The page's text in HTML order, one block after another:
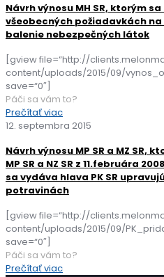
Návrh výnosu MH SR, ktorým
všeobecných požiadavkách
balenie nebezpečných látok
[gview file=“http://
content/uploads/2015/09/
save=“0″]
Páči sa vám to?
Prečítať viac
12. septembra 2015
Návrh výnosu MP SR a MZ SR,
MP SR a NZ SR z 11.februára
sa vydáva hlava PK SR
potravinách
[gview file=“http://
content/uploads/2015/09/
save=“0″]
Páči sa vám to?
Prečítať viac